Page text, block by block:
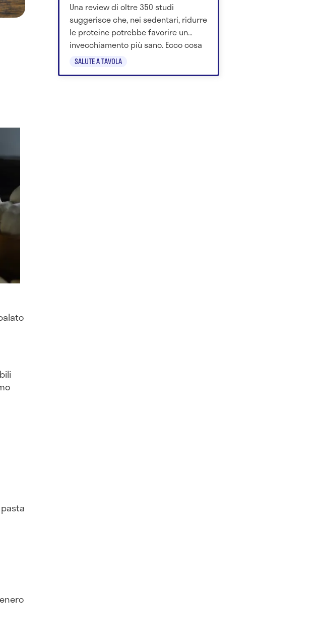
SALUTE A TAVOLA
Una review di oltre 350 studi
suggerisce che, nei sedentari, ridurre
le proteine potrebbe favorire un
invecchiamento più sano. Ecco cosa
sapere.